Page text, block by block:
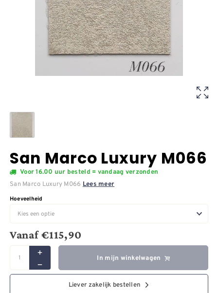
San Marco Luxury M066
Voor 16.00 uur besteld = vandaag verzonden
San Marco Luxury M066 Lees meer
Hoeveelheid
Vanaf€115,90
In mijn winkelwagen
Liever zakelijk bestellen